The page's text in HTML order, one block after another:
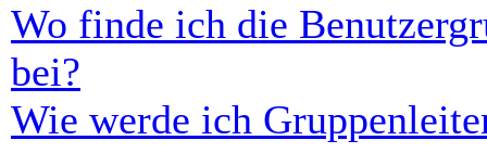
Wo finde ich die
bei?
Wie werde ich